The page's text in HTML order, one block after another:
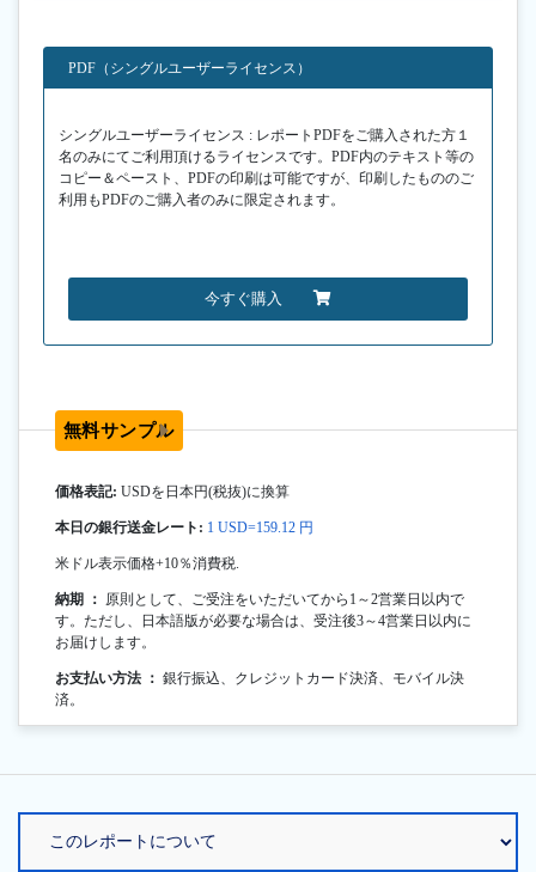
PDF（シングルユーザーライセンス）
シングルユーザーライセンス : レポートPDFをご購入された方１
名のみにてご利用頂けるライセンスです。PDF内のテキスト等の
コピー＆ペースト、PDFの印刷は可能ですが、印刷したもののご
利用もPDFのご購入者のみに限定されます。
今すぐ購入
無料サンプル
価格表記: USDを日本円(税抜)に換算
本日の銀行送金レート: 1 USD=159.12 円
米ドル表示価格+10％消費税.
納期 ： 原則として、ご受注をいただいてから1～2営業日以内で
す。ただし、日本語版が必要な場合は、受注後3～4営業日以内に
お届けします。
お支払い方法 ： 銀行振込、クレジットカード決済、モバイル決
済。